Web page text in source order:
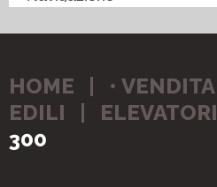
HOME • VENDITA
EDILI
ELEVATORI
300